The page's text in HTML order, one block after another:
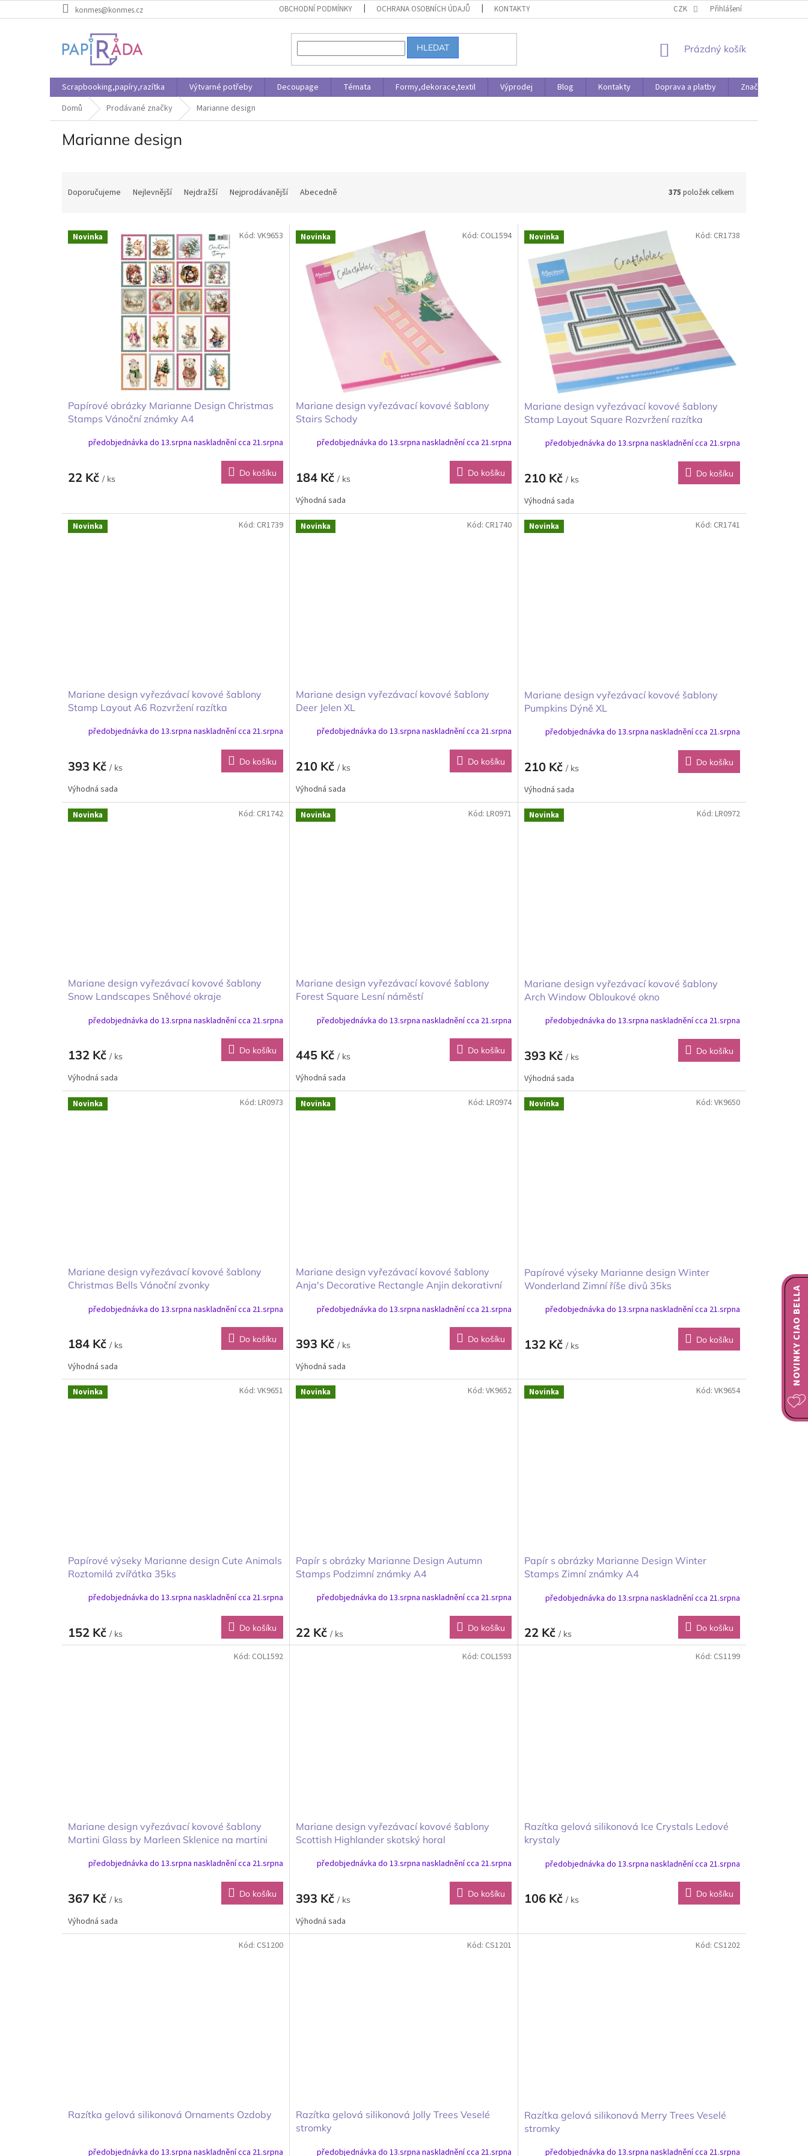
na
konmes@konmes.cz OBCHODNÍ PODMÍNKY OCHRANA OSOBNÍCH ÚDAJŮ KONTAKTY DOPRAVA A PLATBY
CZK Přihlášení
HLEDAT
NÁKUPNÍ
Prázdný košík
Scrapbooking,papíry,razítka Výtvarné potřeby Decoupage Témata Formy,dekorace,textil Výprodej Blog Kontakty Doprava a platby
Značky
Domů
Prodávané značky Marianne design
Marianne design
a
n
Doporučujeme Nejlevnější Nejdražší Nejprodávanější Abecedně 375 položek celkem
V Novinka
Papírové obrázky Marianne Design Christmas
Stamps Vánoční známky A4
předobjednávka do 13.srpna naskladnění cca 21.srpna
22 Kč / ks
Do košíku
Kód:VK9653 Novinka
Mariane design vyřezávací kovové šablony
Stairs Schody
předobjednávka do 13.srpna naskladnění cca 21.srpna
184 Kč/ ks
Do košíku
Výhodná sada
Kód: COL1594 Novinka
Mariane design vyřezávací kovové šablony
Stamp Layout Square Rozvržení razítka
předobjednávka do 13.srpna naskladnění cca 21.srpna
210 Kč / ks
Do košíku
Výhodná sada
Kód: CR1738
Novinka
Mariane design vyřezávací kovové šablony
Stamp Layout A6 Rozvržení razítka
předobjednávka do 13.srpna naskladnění cca 21.srpna
393 Kč / ks
Do košíku
Výhodná sada
Kód: CR1739 Novinka
Mariane design vyřezávací kovové šablony
Deer Jelen XL
předobjednávka do 13.srpna naskladnění cca 21.srpna
210 Kč/ ks
Do košíku
Výhodná sada
Kód: CR1740 Novinka
Mariane design vyřezávací kovové šablony
Pumpkins Dýně XL
předobjednávka do 13.srpna naskladnění cca 21.srpna
210 Kč / ks
Do košíku
Výhodná sada
Kód: CR1741
Novinka
Mariane design vyřezávací kovové šablony
Snow Landscapes Sněhové okraje
předobjednávka do 13.srpna naskladnění cca 21.srpna
132 Kč / ks
Do košíku
Výhodná sada
Kód: CR1742 Novinka
Mariane design vyřezávací kovové šablony
Forest Square Lesní náměstí
předobjednávka do 13.srpna naskladnění cca 21.srpna
445 Kč/ ks
Do košíku
Výhodná sada
Kód: LR0971 Novinka
Mariane design vyřezávací kovové šablony
Arch Window Obloukové okno
předobjednávka do 13.srpna naskladnění cca 21.srpna
393 Kč / ks
Do košíku
Výhodná sada
Kód: LR0972
Novinka
Mariane design vyřezávací kovové šablony
Christmas Bells Vánoční zvonky
předobjednávka do 13.srpna naskladnění cca 21.srpna
184 Kč / ks
Do košíku
Výhodná sada
Kód:LR0973 Novinka
Mariane design vyřezávací kovové šablony
Anja's Decorative Rectangle Anjin dekorativní
předobjednávka do 13.srpna naskladnění cca 21.srpna
393 Kč/ ks
Do košíku
Výhodná sada
Kód: LR0974 Novinka
Papírové výseky Marianne design Winter
Wonderland Zimní říše divů 35ks
předobjednávka do 13.srpna naskladnění cca 21.srpna
132 Kč / ks
Do košíku
Kód: VK9650
Novinka
Papírové výseky Marianne design Cute Animals
Roztomilá zvířátka 35ks
předobjednávka do 13.srpna naskladnění cca 21.srpna
152 Kč / ks
Do košíku
Kód:VK9651 Novinka
Papír s obrázky Marianne Design Autumn
Stamps Podzimní známky A4
předobjednávka do 13.srpna naskladnění cca 21.srpna
22 Kč/ ks
Do košíku
Kód: VK9652 Novinka
Papír s obrázky Marianne Design Winter
Stamps Zimní známky A4
předobjednávka do 13.srpna naskladnění cca 21.srpna
22 Kč / ks
Do košíku
Kód: VK9654
Mariane design vyřezávací kovové šablony
Martini Glass by Marleen Sklenice na martini
předobjednávka do 13.srpna naskladnění cca 21.srpna
367 Kč / ks
Do košíku
Výhodná sada
Kód: COL1592
Mariane design vyřezávací kovové šablony
Scottish Highlander skotský horal
předobjednávka do 13.srpna naskladnění cca 21.srpna
393 Kč/ ks
Do košíku
Výhodná sada
Kód: COL1593
Razítka gelová silikonová Ice Crystals Ledové
krystaly
předobjednávka do 13.srpna naskladnění cca 21.srpna
106 Kč / ks
Do košíku
Kód: CS1199
Razítka gelová silikonová Ornaments Ozdoby
předobjednávka do 13.srpna naskladnění cca 21.srpna
Kód: CS1200
Razítka gelová silikonová Jolly Trees Veselé
stromky
předobjednávka do 13.srpna naskladnění cca 21.srpna
Kód: CS1201
Razítka gelová silikonová Merry Trees Veselé
stromky
předobjednávka do 13.srpna naskladnění cca 21.srpna
Kód: CS1202
NOVINKY CIAO BELLA